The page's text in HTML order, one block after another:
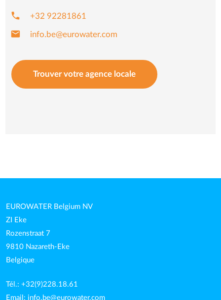
phone +32 92281861
mail info.be@eurowater.com
Trouver votre agence locale
EUROWATER Belgium NV
ZI Eke
Rozenstraat 7
9810 Nazareth-Eke
Belgique
Tél.: +32(9)228.18.61
Email: info.be@eurowater.com